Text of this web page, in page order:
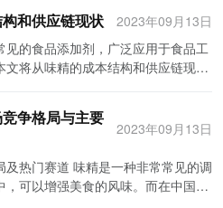
了解腰果产业的规模、发展趋势和
供参考依据。
业努力的方向。此外，通过改进生
）进行精细化管理，还可以提高工
，技术创新将成为中国味精（谷氨
酸
强生产环节的质量控制，提升产品
消费者对于食品安全的需求，也能
来，在品质竞争日益激烈的市场环
将进一步优化产品结构，提升品质
（谷氨酸
食品质量的要求越来越高，味精的
国农村地区，经济水平逐渐提高，
味精以其优质、低价的特点，已经
并取得了良好的口碑。未来，随着
，中国味精有望在国际市场上进一
倡议下，中国味精有望通过“走出
3. 产品创新将推动行
了味精产品，该公司还生产和销售
。Ajinomoto注重研发创新，不断
并积极与各种食品企业进行合作。
，并积极扩大其国际市场份额。公
味精除了生产和销
技术和产品。公司拥有一支强大的研
构合作开展创新研究。三全味精致
，满足消费者对食品品质和健康安
括食品加工企业以及餐饮行业。随
食品品质的要求越来越高，食品加
加。同时，中国餐饮行业的快速发
，老年人口的增多也带动了味精的
对味精的需求相对较大。因此，以
的增长。 而就中国味精的
求的影响。味精的生产是由谷氨酸
长将带动谷氨酸钠的需求增加。这
和供应链现状
2023年09月13日
的食品添加剂，广泛应用于食品工
将从味精的成本结构和供应链现状
是谷氨酸。谷氨酸是一种人体必需的
如肉类、鱼类、蘑菇等。而人工合
酵或化学合成的方法生产的。谷氨
本，这两部分通常占据了味精成本
原料和能源消耗成本，如葡萄糖、
争格局与主要
2023年09月13日
一种非常常见的调
可以增强美食的风味。而在中国，